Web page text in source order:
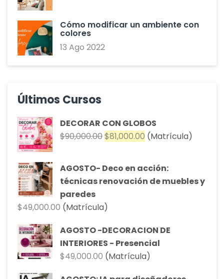
Cómo modificar un ambiente con
colores
13 Ago 2022
Últimos Cursos
DECORAR CON GLOBOS
$90,000.00El
era:
$90,000.00.
$81,000.00 El
es:
$81,000.00.
(Matrícula)
AGOSTO- Deco en acción:
técnicas renovación de muebles y
paredes
$49,000.00 (Matrícula)
AGOSTO -DECORACION DE
INTERIORES - Presencial
$49,000.00 (Matrícula)